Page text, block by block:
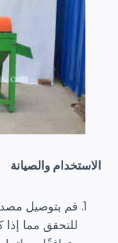
الاستخدام والصيانة
قم بتوصيل
للتحقق مما إذا